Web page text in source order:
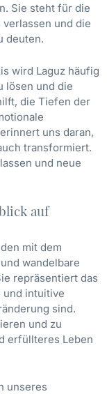
Sie steht für die
und die
deuten.
wird Laguz häufig
lösen und die
die Tiefen der
uns daran,
transformiert.
und neue
auf
mit dem
wandelbare
repräsentiert das
und intuitive
sind.
und zu
erfüllteres Leben
unseres